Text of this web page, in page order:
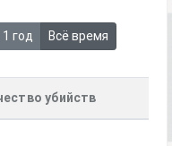
1 год Всё время
убийств